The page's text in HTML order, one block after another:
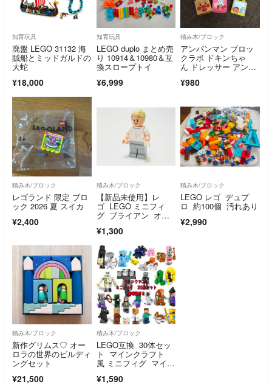
知育玩具
廃盤 LEGO 31132 海
賊船とミッドガルドの
大蛇
¥18,000
知育玩具
LEGO duplo まとめ売
り 10914＆10980＆互
換スロープトイ
¥6,999
積み木/ブロック
アンパンマン ブロッ
クラボ ドキンちゃ
ん ドレッサー アンパ
¥980
積み木/ブロック
レゴランド 限定 ブロ
ック 2026 夏 スイカ
¥2,400
積み木/ブロック
【新品未使用】レ
ゴ LEGO ミニフィ
グ ブライアン オコ
ド
¥1,300
積み木/ブロック
LEGO レゴ デュプ
ロ 約100個 汚れあり
¥2,990
積み木/ブロック
新作グリムス♡ オー
ロラの世界のビルディ
ングセット
¥21,500
積み木/ブロック
LEGO互換 30体セッ
ト マインクラフト
風 ミニフィグ マイク
¥1,590